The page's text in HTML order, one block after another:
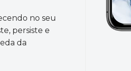
no seu
persiste e
da